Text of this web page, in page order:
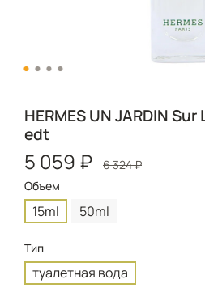
HERMES UN JARDIN
edt
5 059 ₽
6 324 ₽
Объем
15ml 50ml
Тип
туалетная вода